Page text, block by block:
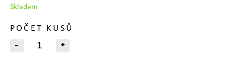
Skladem
POČET KUSŮ
-
+